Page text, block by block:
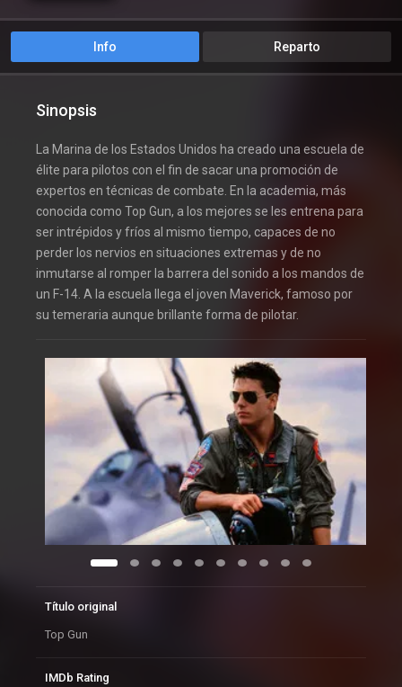
Info Reparto
Sinopsis
La Marina de los Estados Unidos ha creado una escuela de
élite para pilotos con el fin de sacar una promoción de
expertos en técnicas de combate. En la academia, más
conocida como Top Gun, a los mejores se les entrena para
ser intrépidos y fríos al mismo tiempo, capaces de no
perder los nervios en situaciones extremas y de no
inmutarse al romper la barrera del sonido a los mandos de
un F-14. A la escuela llega el joven Maverick, famoso por
su temeraria aunque brillante forma de pilotar.
Título original
Top Gun
IMDb Rating